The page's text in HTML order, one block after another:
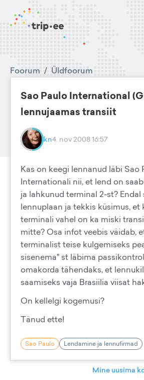
Foorum / Üldfoorum
Sao Paulo International
lennujaamas transiit
kn4. nov 2008 16:57
Kas on keegi lennanud läbi Sao
Internationali nii, et lend on
ja lahkunud terminal 2-st? Endal
lennuplaan ja tekkis küsimus, et
terminali vahel on ka miski
mitte? Osa infot veebis väidab,
terminalist teise kulgemiseks
sisenema" st läbima
omakorda tähendaks, et
saamiseks vaja Brasiilia viisat
On kellelgi kogemusi?
Tänud ette!
Sao Paulo Lendamine ja lennufirmad
Mine uusima